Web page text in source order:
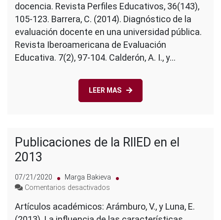
el
2014
docencia. Revista Perfiles Educativos, 36(143),
105-123. Barrera, C. (2014). Diagnóstico de la
evaluación docente en una universidad pública.
Revista Iberoamericana de Evaluación
Educativa. 7(2), 97-104. Calderón, A. I., y…
LEER MAS
Publicaciones de la RIIED en el
2013
07/21/2020
Marga Bakieva
Comentarios desactivados
de
la
Artículos académicos: Arámburo, V., y Luna, E.